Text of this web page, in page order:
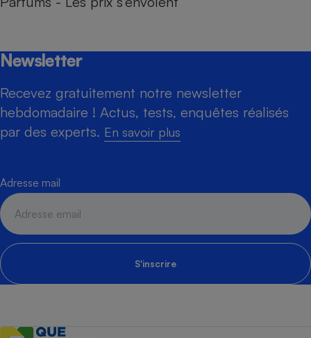
Newsletter
Recevez gratuitement notre newsletter
hebdomadaire ! Actus, tests, enquêtes réalisés
par des experts. En savoir plus
Adresse mail
S'inscrire